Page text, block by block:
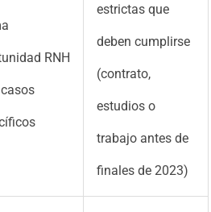
RNH
estrictas que
deben cumplirse
(contrato,
estudios o
trabajo antes de
finales de 2023)